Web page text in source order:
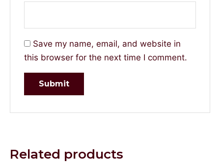
Save my name, email, and website in
this browser for the next time I comment.
Related products